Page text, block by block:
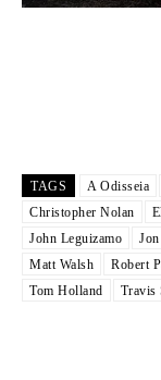
TAGS A Odisseia
Christopher Nolan
John Leguizamo
Matt Walsh
Robert
Tom Holland
Travis